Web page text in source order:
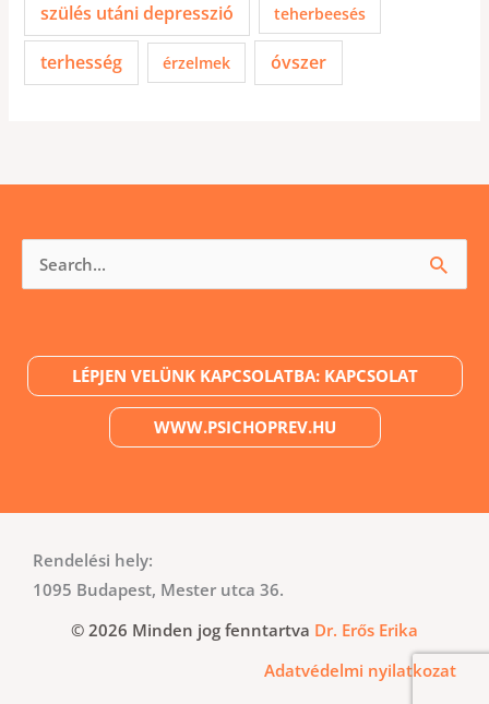
szülés utáni depresszió teherbeesés
terhesség érzelmek óvszer
Keresés
LÉPJEN VELÜNK KAPCSOLATBA: KAPCSOLAT
WWW.PSICHOPREV.HU
Rendelési hely:
1095 Budapest, Mester utca 36.
© 2026 Minden jog fenntartva Dr. Erős Erika
Adatvédelmi nyilatkozat